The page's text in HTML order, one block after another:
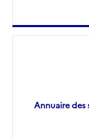
Annuaire des